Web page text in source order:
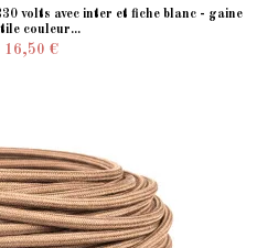
volts avec inter et fiche blanc - gaine
couleur...
16,50 €